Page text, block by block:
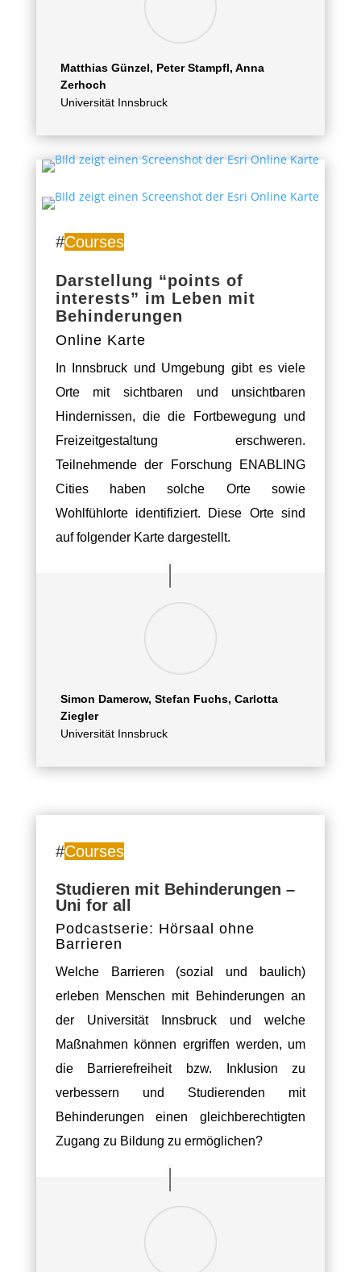
Matthias Günzel, Peter Stampfl, Anna
Zerhoch
Universität Innsbruck
#Courses
Darstellung “points of
interests” im Leben mit
Behinderungen
Online Karte
In Innsbruck und Umgebung gibt es viele
Orte mit sichtbaren und unsichtbaren
Hindernissen, die die Fortbewegung und
Freizeitgestaltung erschweren.
Teilnehmende der Forschung ENABLING
Cities haben solche Orte sowie
Wohlfühlorte identifiziert. Diese Orte sind
auf folgender Karte dargestellt.
Simon Damerow, Stefan Fuchs, Carlotta
Ziegler
Universität Innsbruck
#Courses
Studieren mit Behinderungen –
Uni for all
Podcastserie: Hörsaal ohne
Barrieren
Welche Barrieren (sozial und baulich)
erleben Menschen mit Behinderungen an
der Universität Innsbruck und welche
Maßnahmen können ergriffen werden, um
die Barrierefreiheit bzw. Inklusion zu
verbessern und Studierenden mit
Behinderungen einen gleichberechtigten
Zugang zu Bildung zu ermöglichen?